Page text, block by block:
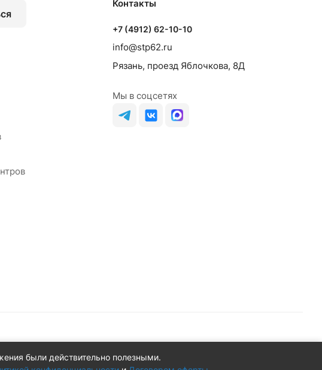
Контакты
+7 (4912) 62-10-10
info@stp62.ru
Рязань, проезд Яблочкова, 8Д
Мы в соцсетях
были действительно полезными.